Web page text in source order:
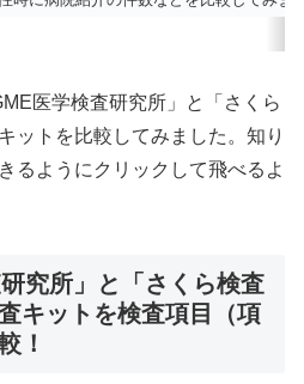
医学検査研究所」と「さくら
ットを比較してみました。知り
るようにクリックして飛べるよ
究所」と「さくら検査
キットを検査項目（項
！